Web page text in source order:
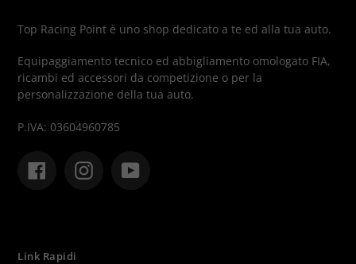
Top Racing Point è uno shop dedicato a te ed alla tua auto.
Equipaggiamento tecnico ed abbigliamento omologato FIA,
ricambi ed accessori da competizione o per la
personalizzazione della tua auto.
P.IVA: 03604960785
FacebookInstagram
Link Rapidi